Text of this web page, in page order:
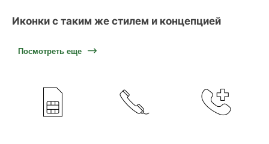
Иконки с таким же стилем и концепцией
Посмотреть еще